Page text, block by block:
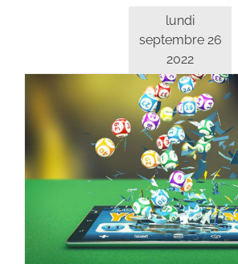
lundi
septembre 26
2022